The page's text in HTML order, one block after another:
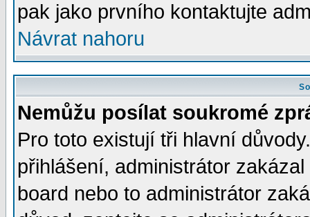
pak jako prvního kontaktujte
Návrat nahoru
Nemůžu posílat soukromé
Pro toto existují tři hlavní
přihlášení, administrátor
board nebo to administrátor